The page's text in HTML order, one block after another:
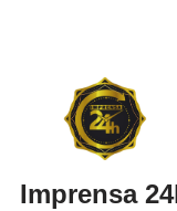
Imprensa